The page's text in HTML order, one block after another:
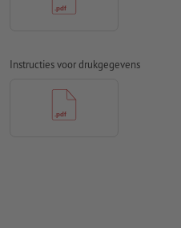
Overdrukinstellingen
Inhoud vanformuliervelden
Hoe maak ik afdrukgegevens
Instructies voor drukgegevens